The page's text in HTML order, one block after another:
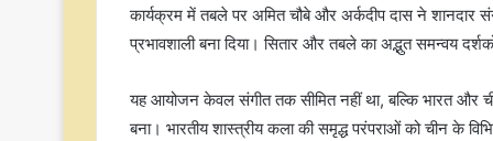
कार्यक्रम में तबले पर अमित चौबे और अर्कदीप दास ने शानदार
प्रभावशाली बना दिया। सितार और तबले का अद्भुत समन्वय
यह आयोजन केवल संगीत तक सीमित नहीं था, बल्कि भारत और
बना। भारतीय शास्त्रीय कला की समृद्ध परंपराओं को चीन के